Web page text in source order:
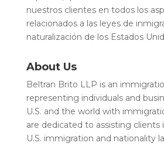
nuestros clientes en todos los
relacionados a las leyes de
naturalización de los Estados
About Us
Beltran Brito LLP is an
representing individuals and
U.S. and the world with
are dedicated to assisting clients
U.S. immigration and nationality